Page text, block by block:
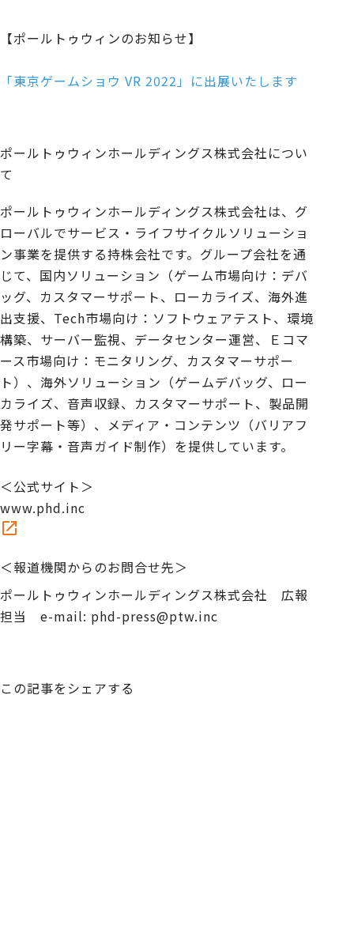
【ポールトゥウィンのお知らせ】
「東京ゲームショウ VR 2022」に出展いたします
ポールトゥウィンホールディングス株式会社につい
て
ポールトゥウィンホールディングス株式会社は、グ
ローバルでサービス・ライフサイクルソリューショ
ン事業を提供する持株会社です。グループ会社を通
じて、国内ソリューション（ゲーム市場向け：デバ
ッグ、カスタマーサポート、ローカライズ、海外進
出支援、Tech市場向け：ソフトウェアテスト、環境
構築、サーバー監視、データセンター運営、Ｅコマ
ース市場向け：モニタリング、カスタマーサポー
ト）、海外ソリューション（ゲームデバッグ、ロー
カライズ、音声収録、カスタマーサポート、製品開
発サポート等）、メディア・コンテンツ（バリアフ
リー字幕・音声ガイド制作）を提供しています。
＜公式サイト＞
www.phd.inc
＜報道機関からのお問合せ先＞
ポールトゥウィンホールディングス株式会社 広報
担当 e-mail: phd-press@ptw.inc
この記事をシェアする